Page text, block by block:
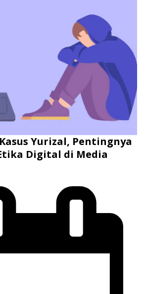
Yurizal, Pentingnya
Digital di Media